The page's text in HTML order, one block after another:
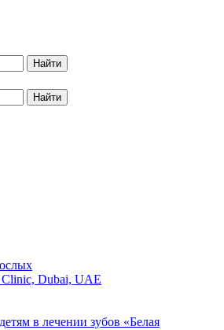
Найти
Найти
Clinic, Dubai, UAE
в лечении зубов «Белая